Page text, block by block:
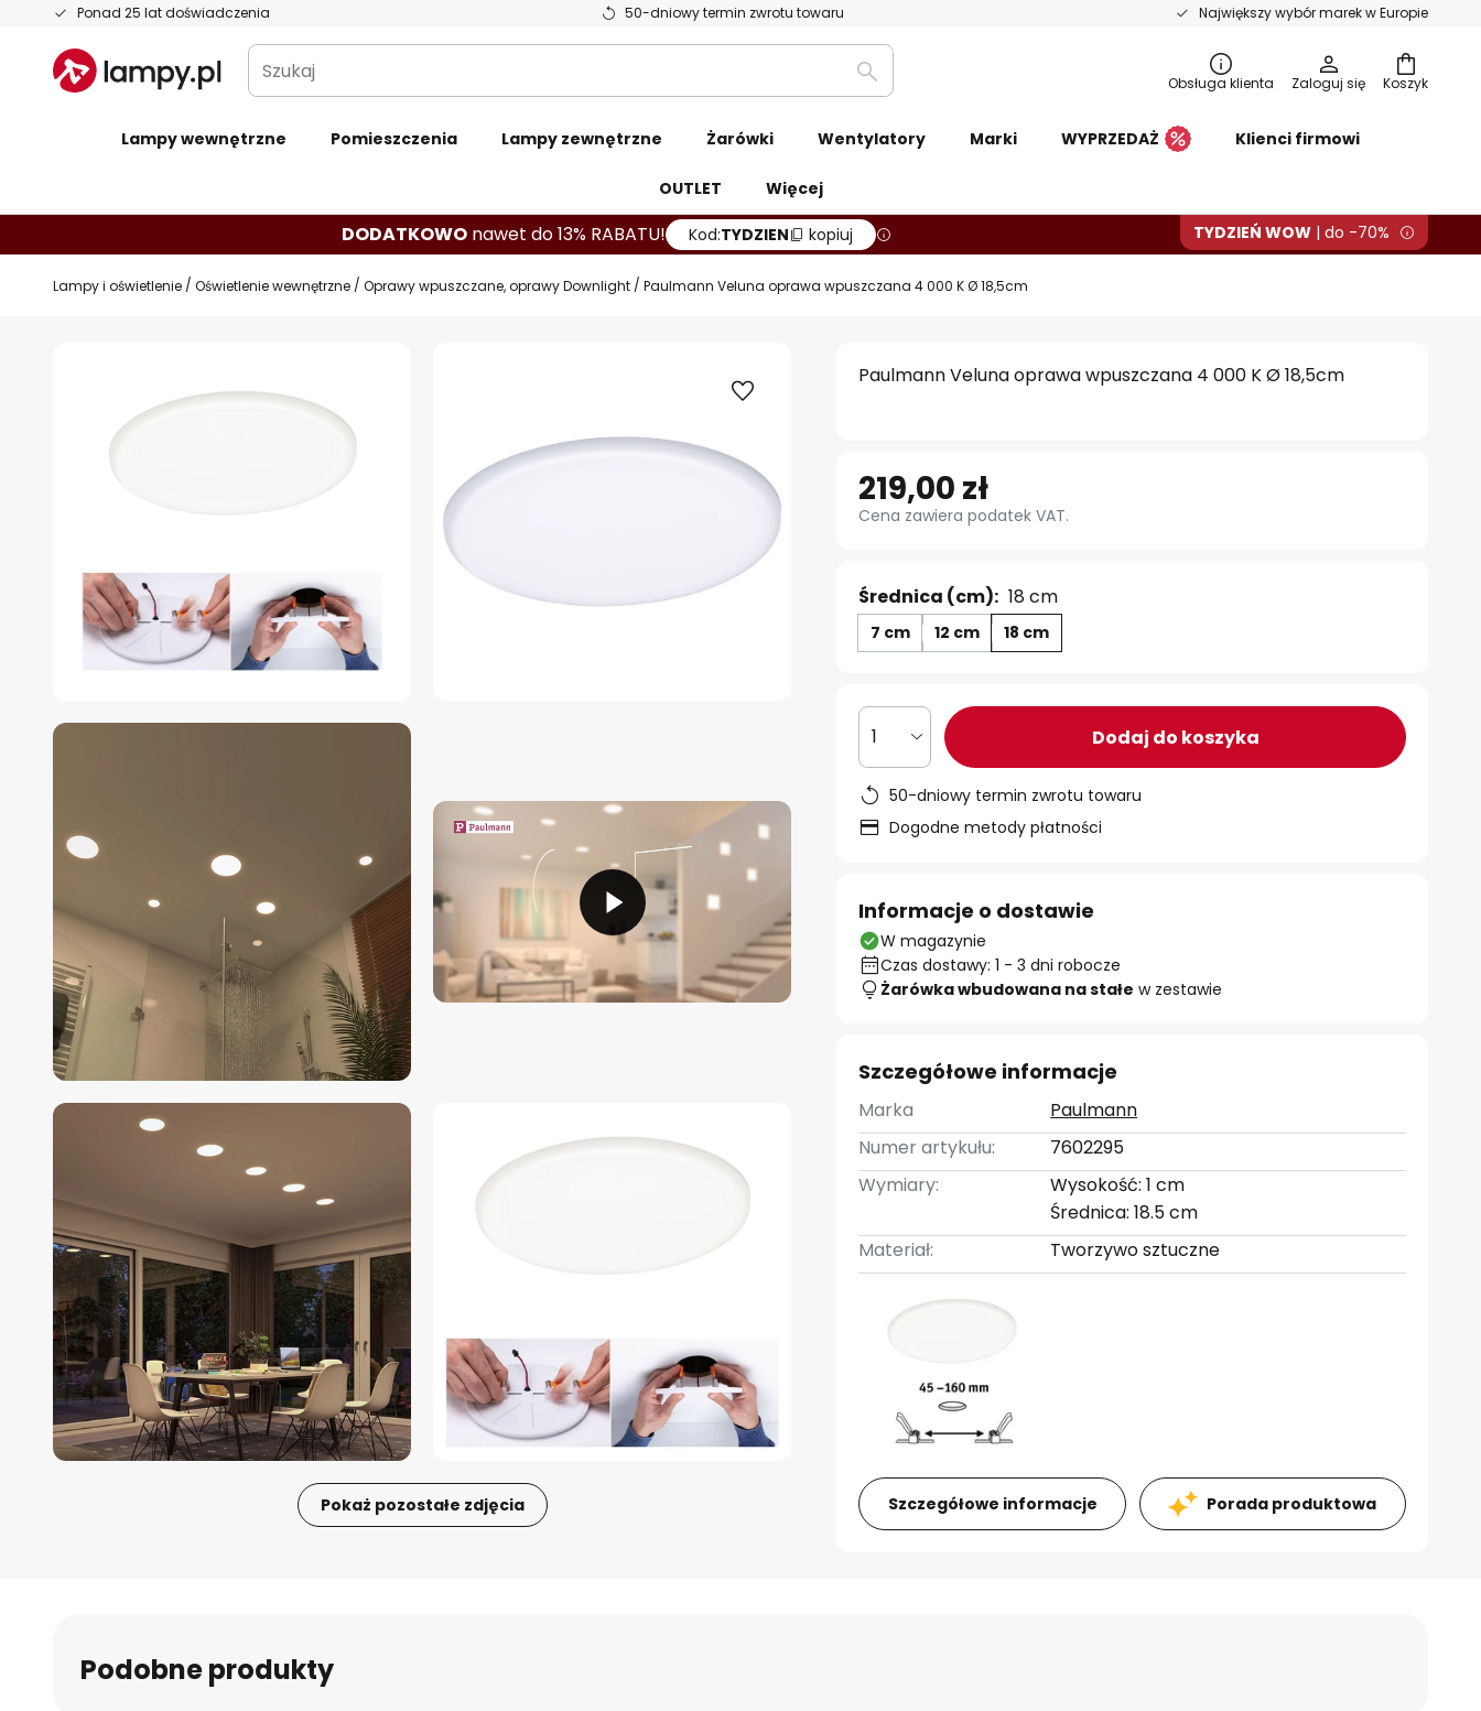
Ponad 25 lat doświadczenia 50-dniowy termin zwrotu towaru Największy wybór marek w Europie
Przejdź
treści
Koszyk
Szukaj
Szukaj
Obsługa klienta Zaloguj się
Lampy wewnętrzne Pomieszczenia Lampy zewnętrzne Żarówki Wentylatory Marki WYPRZEDAŻ Klienci firmowi
OUTLET Więcej
DODATKOWO nawet do 13% RABATU! Kod:TYDZIEN kopiuj TYDZIEŃ WOW | do -70%
Lampy i oświetlenie Oświetlenie wewnętrzne Oprawy wpuszczane, oprawy Downlight Paulmann Veluna oprawa wpuszczana 4 000 K Ø 18,5cm
Pokaż pozostałe zdjęcia
Paulmann Veluna oprawa wpuszczana 4 000 K Ø 18,5cm
219,00 zł
Cena zawiera podatek VAT.
Średnica (cm): 18 cm
7 cm 12 cm 18 cm
1 Dodaj do koszyka
50-dniowy termin zwrotu towaru
Dogodne metody płatności
Informacje o dostawie
W magazynie
Czas dostawy: 1 - 3 dni robocze
Żarówka wbudowana na stałe w zestawie
Szczegółowe informacje
Marka
Paulmann
Numer artykułu:
7602295
Wymiary:
Wysokość: 1 cm
Średnica: 18.5 cm
Materiał:
Tworzywo sztuczne
Szczegółowe informacje Porada produktowa
Podobne produkty